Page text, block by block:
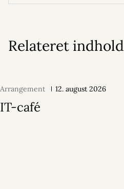
Relateret indhold
Arrangement 12. august 2026
IT-café